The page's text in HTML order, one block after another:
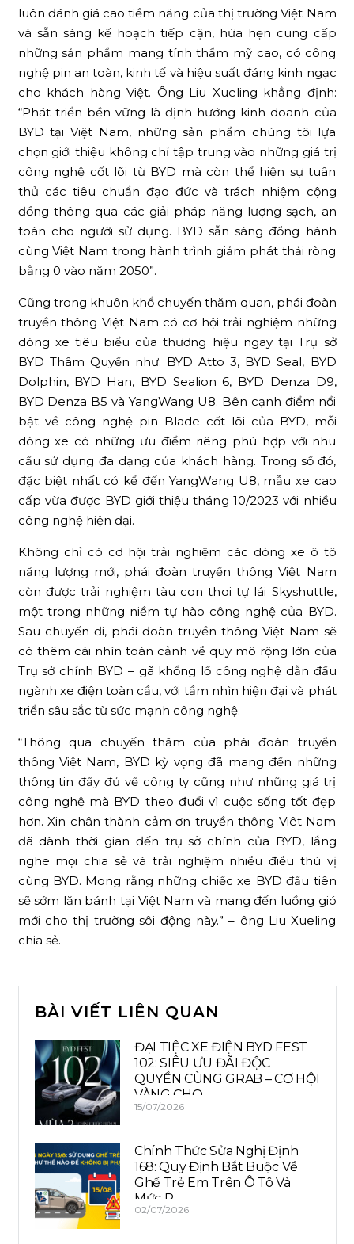
luôn đánh giá cao tiềm năng của thị trường Việt Nam
và sẵn sàng kế hoạch tiếp cận, hứa hẹn cung cấp
những sản phẩm mang tính thẩm mỹ cao, có công
nghệ pin an toàn, kinh tế và hiệu suất đáng kinh ngạc
cho khách hàng Việt. Ông Liu Xueling khẳng định:
“Phát triển bền vững là định hướng kinh doanh của
BYD tại Việt Nam, những sản phẩm chúng tôi lựa
chọn giới thiệu không chỉ tập trung vào những giá trị
công nghệ cốt lõi từ BYD mà còn thể hiện sự tuân
thủ các tiêu chuẩn đạo đức và trách nhiệm cộng
đồng thông qua các giải pháp năng lượng sạch, an
toàn cho người sử dụng. BYD sẵn sàng đồng hành
cùng Việt Nam trong hành trình giảm phát thải ròng
bằng 0 vào năm 2050”.
Cũng trong khuôn khổ chuyến thăm quan, phái đoàn
truyền thông Việt Nam có cơ hội trải nghiệm những
dòng xe tiêu biểu của thương hiệu ngay tại Trụ sở
BYD Thâm Quyến như: BYD Atto 3, BYD Seal, BYD
Dolphin, BYD Han, BYD Sealion 6, BYD Denza D9,
BYD Denza B5 và YangWang U8. Bên cạnh điểm nổi
bật về công nghệ pin Blade cốt lõi của BYD, mỗi
dòng xe có những ưu điểm riêng phù hợp với nhu
cầu sử dụng đa dạng của khách hàng. Trong số đó,
đặc biệt nhất có kể đến YangWang U8, mẫu xe cao
cấp vừa được BYD giới thiệu tháng 10/2023 với nhiều
công nghệ hiện đại.
Không chỉ có cơ hội trải nghiệm các dòng xe ô tô
năng lượng mới, phái đoàn truyền thông Việt Nam
còn được trải nghiệm tàu con thoi tự lái Skyshuttle,
một trong những niềm tự hào công nghệ của BYD.
Sau chuyến đi, phái đoàn truyền thông Việt Nam sẽ
có thêm cái nhìn toàn cảnh về quy mô rộng lớn của
Trụ sở chính BYD – gã khổng lồ công nghệ dẫn đầu
ngành xe điện toàn cầu, với tầm nhìn hiện đại và phát
triển sâu sắc từ sức mạnh công nghệ.
“Thông qua chuyến thăm của phái đoàn truyền
thông Việt Nam, BYD kỳ vọng đã mang đến những
thông tin đầy đủ về công ty cũng như những giá trị
công nghệ mà BYD theo đuổi vì cuộc sống tốt đẹp
hơn. Xin chân thành cảm ơn truyền thông Viêt Nam
đã dành thời gian đến trụ sở chính của BYD, lắng
nghe mọi chia sẻ và trải nghiệm nhiều điều thú vị
cùng BYD. Mong rằng những chiếc xe BYD đầu tiên
sẽ sớm lăn bánh tại Việt Nam và mang đến luồng gió
mới cho thị trường sôi động này.” – ông Liu Xueling
chia sẻ.
BÀI VIẾT LIÊN QUAN
ĐẠI TIỆC XE ĐIỆN BYD FEST
102: SIÊU ƯU ĐÃI ĐỘC
QUYỀN CÙNG GRAB – CƠ HỘI
VÀNG CHO…
15/07/2026
Chính Thức Sửa Nghị Định
168: Quy Định Bắt Buộc Về
Ghế Trẻ Em Trên Ô Tô Và
Mức P…
02/07/2026